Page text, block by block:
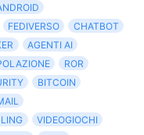
FEDIVERSO
CHATBOT
AGENTI AI
ROR
BITCOIN
VIDEOGIOCHI